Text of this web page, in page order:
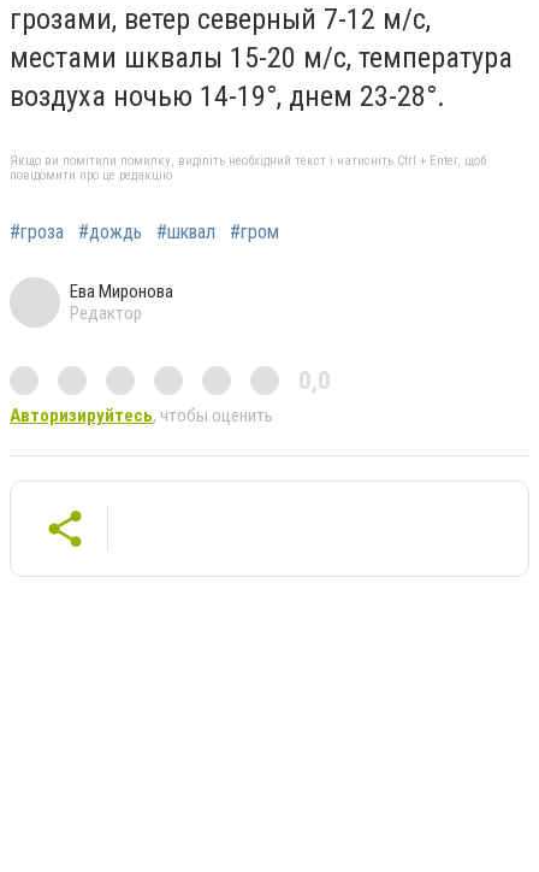
грозами, ветер северный 7-12 м/с,
местами шквалы 15-20 м/с, температура
воздуха ночью 14-19°, днем 23-28°.
Якщо ви помітили помилку, виділіть необхідний текст і натисніть Ctrl + Enter, щоб
повідомити про це редакцію
#гроза #дождь #шквал #гром
Ева Миронова
Редактор
0,0
Авторизируйтесь, чтобы оценить